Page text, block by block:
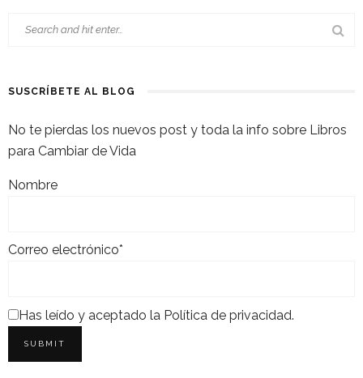
SUSCRÍBETE AL BLOG
No te pierdas los nuevos post y toda la info sobre Libros
para Cambiar de Vida
Nombre
Correo electrónico*
Has leído y aceptado la Política de privacidad.